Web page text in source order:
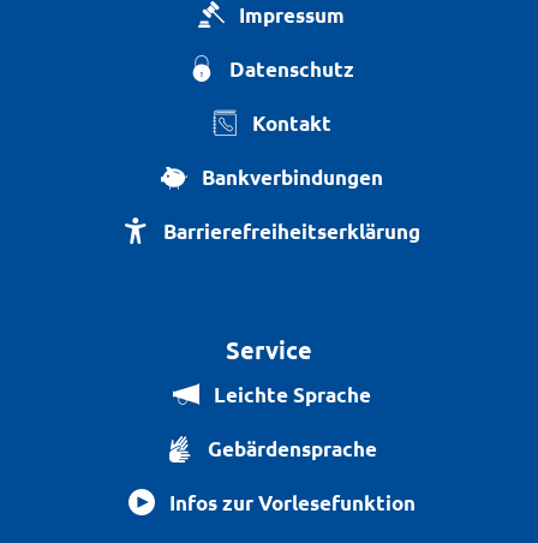
Impressum
Datenschutz
Kontakt
Bankverbindungen
Barrierefreiheitserklärung
Service
Leichte Sprache
Gebärdensprache
Infos zur Vorlesefunktion